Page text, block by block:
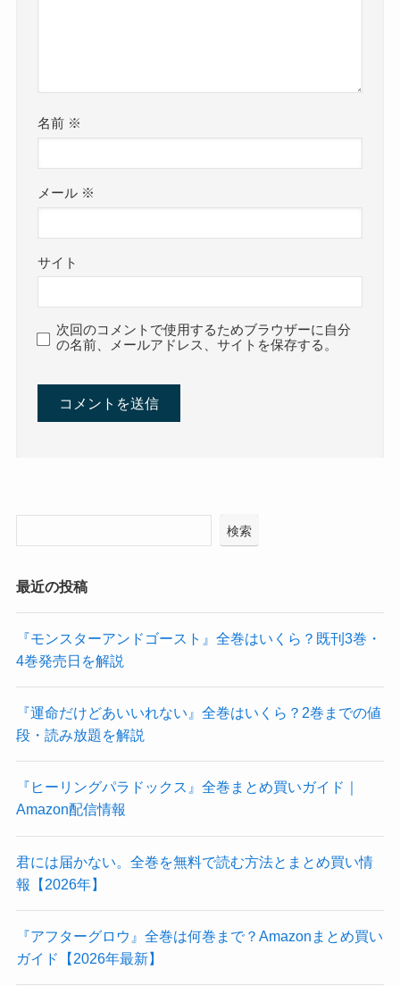
名前 ※
メール ※
サイト
次回のコメントで使用するためブラウザーに自分
の名前、メールアドレス、サイトを保存する。
検索
最近の投稿
『モンスターアンドゴースト』全巻はいくら？既刊3巻・
4巻発売日を解説
『運命だけどあいいれない』全巻はいくら？2巻までの値
段・読み放題を解説
『ヒーリングパラドックス』全巻まとめ買いガイド｜
Amazon配信情報
君には届かない。全巻を無料で読む方法とまとめ買い情
報【2026年】
『アフターグロウ』全巻は何巻まで？Amazonまとめ買い
ガイド【2026年最新】